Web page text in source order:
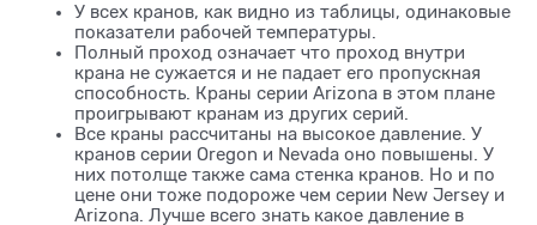
У всех кранов, как видно из таблицы, одинаковые
показатели рабочей температуры.
Полный проход означает что проход внутри
крана не сужается и не падает его пропускная
способность. Краны серии Arizona в этом плане
проигрывают кранам из других серий.
Все краны рассчитаны на высокое давление. У
кранов серии Oregon и Nevada оно повышены. У
них потолще также сама стенка кранов. Но и по
цене они тоже подороже чем серии New Jersey и
Arizona. Лучше всего знать какое давление в